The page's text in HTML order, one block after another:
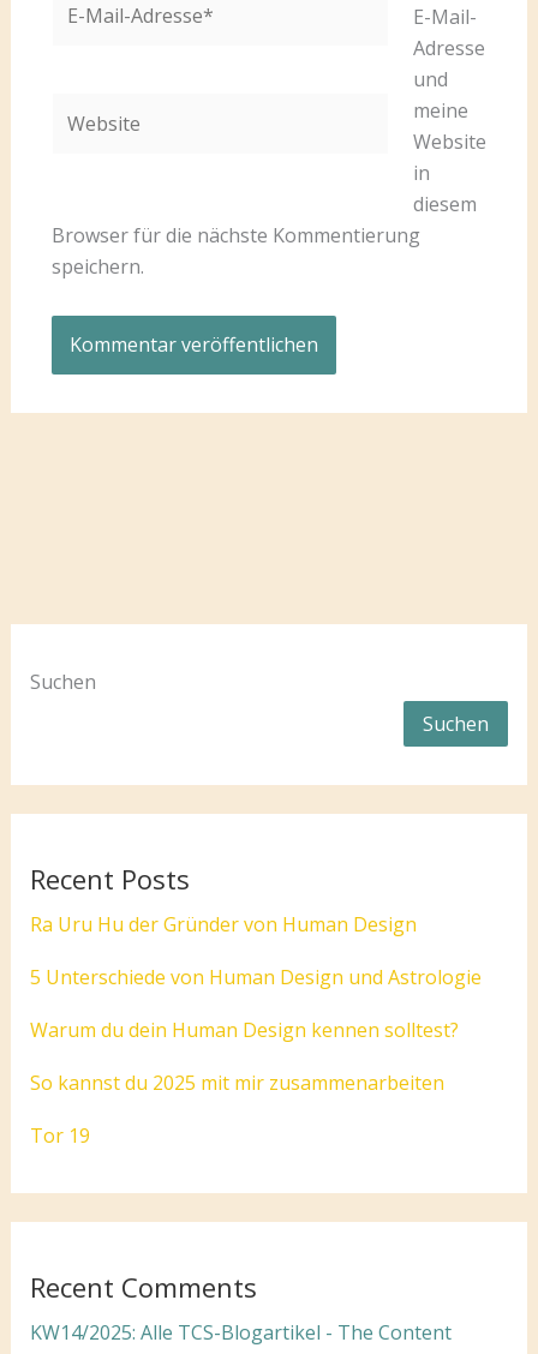
Mail-
E-Mail-
Adresse
und
meine
Website
in
diesem
Browser für die nächste Kommentierung
speichern.
Suchen
Suchen
Recent Posts
Ra Uru Hu der Gründer von Human Design
5 Unterschiede von Human Design und Astrologie
Warum du dein Human Design kennen solltest?
So kannst du 2025 mit mir zusammenarbeiten
Tor 19
Recent Comments
KW14/2025: Alle TCS-Blogartikel - The Content